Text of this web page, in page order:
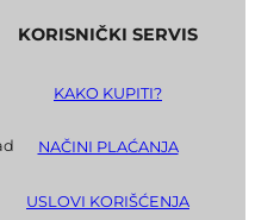
KORISNIČKI SERVIS
KAKO KUPITI?
NAČINI PLAĆANJA
USLOVI KORIŠĆENJA